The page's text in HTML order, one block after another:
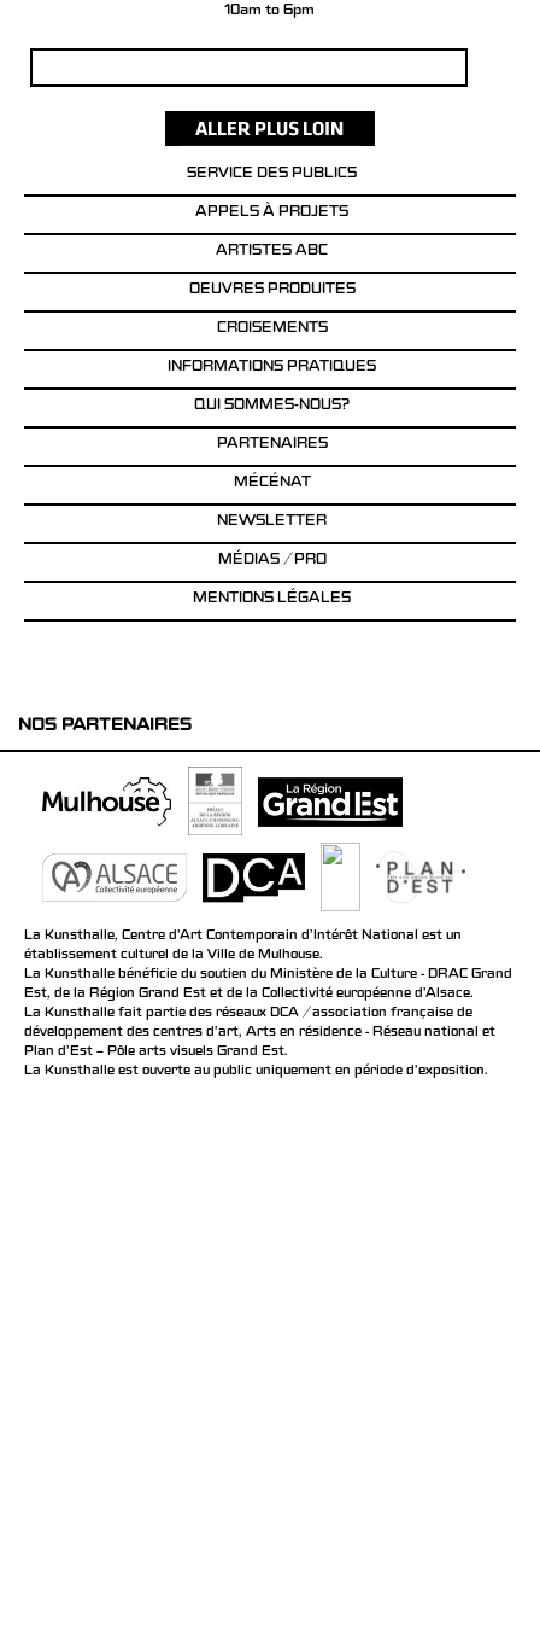
10am to 6pm
SERVICE DES PUBLICS
APPELS À PROJETS
ARTISTES ABC
OEUVRES PRODUITES
CROISEMENTS
INFORMATIONS PRATIQUES
QUI SOMMES-NOUS?
PARTENAIRES
MÉCÉNAT
NEWSLETTER
MÉDIAS / PRO
MENTIONS LÉGALES
NOS PARTENAIRES
La Kunsthalle, Centre d’Art Contemporain d’Intérêt National est un
établissement culturel de la Ville de Mulhouse.
La Kunsthalle bénéficie du soutien du Ministère de la Culture - DRAC Grand
Est, de la Région Grand Est et de la Collectivité européenne d’Alsace.
La Kunsthalle fait partie des réseaux DCA / association française de
développement des centres d'art, Arts en résidence - Réseau national et
Plan d’Est – Pôle arts visuels Grand Est.
La Kunsthalle est ouverte au public uniquement en période d'exposition.